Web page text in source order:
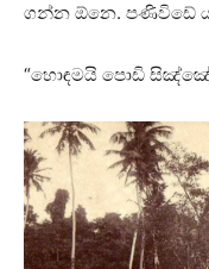
ගන්න ඕනෙ. පණිවිඩේ
“හොඳමයි පොඩි සිඤ්ඤෝ